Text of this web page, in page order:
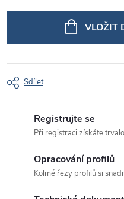
VLOŽIT
Sdílet
Registrujte se
Při registraci získáte
Opracování profilů
Kolmé řezy profilů si